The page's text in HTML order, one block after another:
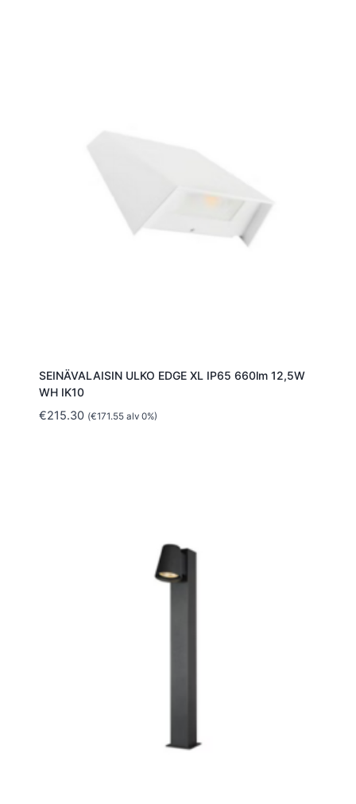
SEINÄVALAISIN ULKO EDGE XL IP65 660lm 12,5W
WH IK10
€215.30 (€171.55alv 0%)